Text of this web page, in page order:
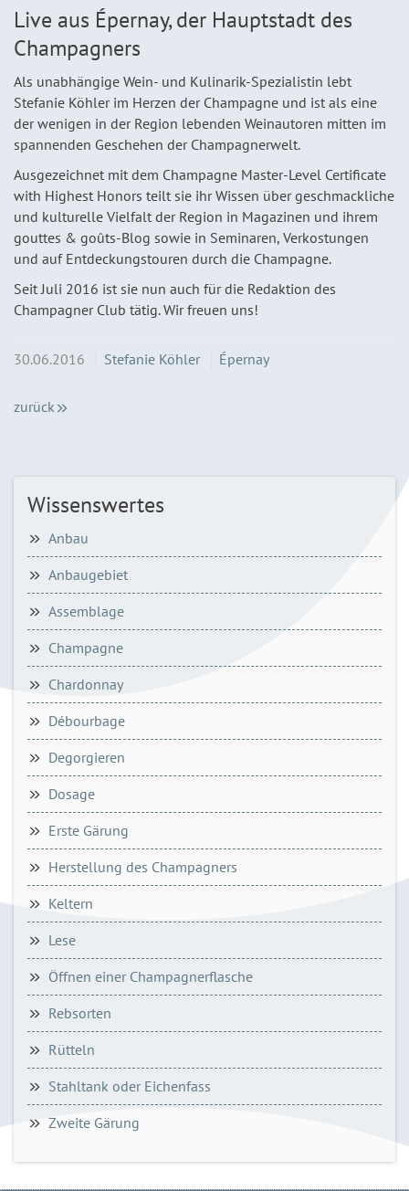
Live aus Épernay, der Hauptstadt des
Champagners
Als unabhängige Wein- und Kulinarik-Spezialistin lebt
Stefanie Köhler im Herzen der Champagne und ist als eine
der wenigen in der Region lebenden Weinautoren mitten im
spannenden Geschehen der Champagnerwelt.
Ausgezeichnet mit dem Champagne Master-Level Certificate
with Highest Honors teilt sie ihr Wissen über geschmackliche
und kulturelle Vielfalt der Region in Magazinen und ihrem
gouttes & goûts-Blog sowie in Seminaren, Verkostungen
und auf Entdeckungstouren durch die Champagne.
Seit Juli 2016 ist sie nun auch für die Redaktion des
Champagner Club tätig. Wir freuen uns!
30.06.2016 Stefanie Köhler Épernay
zurück
Wissenswertes
Anbau
Anbaugebiet
Assemblage
Champagne
Chardonnay
Débourbage
Degorgieren
Dosage
Erste Gärung
Herstellung des Champagners
Keltern
Lese
Öffnen einer Champagnerflasche
Rebsorten
Rütteln
Stahltank oder Eichenfass
Zweite Gärung